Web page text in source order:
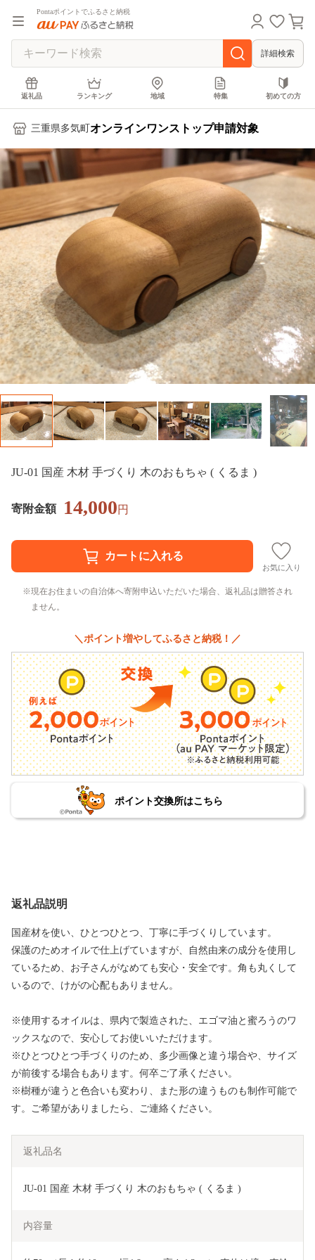
Pontaポイントでふるさと納税
詳細検索
返礼品 ランキング 地域 特集 初めての方
三重県多気町 オンラインワンストップ申請対象
JU-01 国産 木材 手づくり 木のおもちゃ ( くるま )
寄附金額 14,000円
お気に入り
現在お住まいの自治体へ寄附申込いただいた場合、返礼品は贈答され
ません。
＼ポイント増やしてふるさと納税！／
ポイント交換所はこちら
返礼品説明
国産材を使い、ひとつひとつ、丁寧に手づくりしています。
保護のためオイルで仕上げていますが、自然由来の成分を使用し
ているため、お子さんがなめても安心・安全です。角も丸くして
いるので、けがの心配もありません。
※使用するオイルは、県内で製造された、エゴマ油と蜜ろうのワ
ックスなので、安心してお使いいただけます。
※ひとつひとつ手づくりのため、多少画像と違う場合や、サイズ
が前後する場合もあります。何卒ご了承ください。
※樹種が違うと色合いも変わり、また形の違うものも制作可能で
す。ご希望がありましたら、ご連絡ください。
返礼品名
JU-01 国産 木材 手づくり 木のおもちゃ ( くるま )
内容量